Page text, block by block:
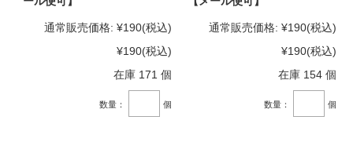
通常販売価格: ¥190(税込)
¥190(税込)
在庫 171 個
数量： 個
通常販売価格: ¥190(税込)
¥190(税込)
在庫 154 個
数量： 個